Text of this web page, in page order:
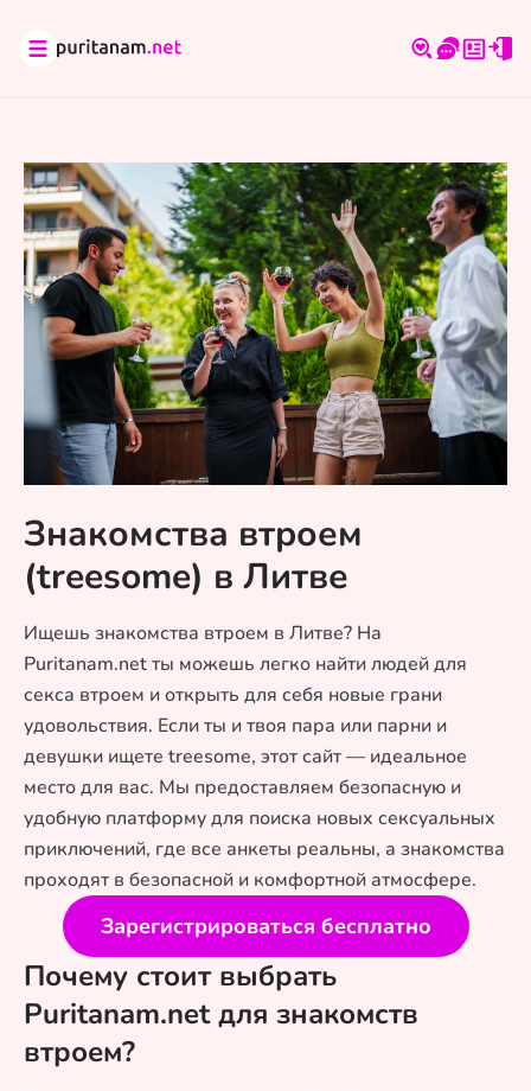
Знакомства втроем
(treesome) в Литве
Ищешь знакомства втроем в Литве? На
Puritanam.net ты можешь легко найти людей для
секса втроем и открыть для себя новые грани
удовольствия. Если ты и твоя пара или парни и
девушки ищете treesome, этот сайт — идеальное
место для вас. Мы предоставляем безопасную и
удобную платформу для поиска новых сексуальных
приключений, где все анкеты реальны, а знакомства
проходят в безопасной и комфортной атмосфере.
Зарегистрироваться бесплатно
Почему стоит выбрать
Puritanam.net для знакомств
втроем?